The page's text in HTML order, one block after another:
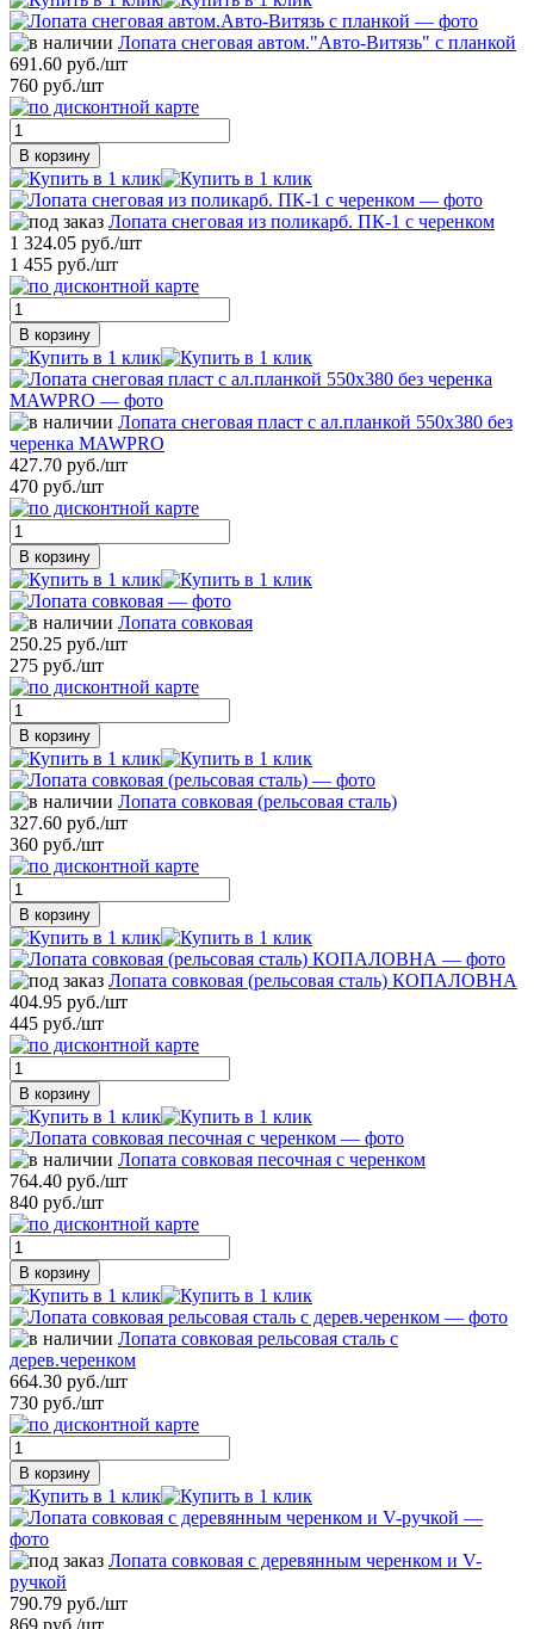
Лопата снеговая автом."Авто-Витязь" с планкой
691.60 руб./шт
760 руб./шт
В корзину
Лопата снеговая из поликарб. ПК-1 с черенком
1 324.05 руб./шт
1 455 руб./шт
В корзину
Лопата снеговая пласт с ал.планкой 550х380 без
черенка MAWPRO
427.70 руб./шт
470 руб./шт
В корзину
Лопата совковая
250.25 руб./шт
275 руб./шт
В корзину
Лопата совковая (рельсовая сталь)
327.60 руб./шт
360 руб./шт
В корзину
Лопата совковая (рельсовая сталь) КОПАЛОВНА
404.95 руб./шт
445 руб./шт
В корзину
Лопата совковая песочная с черенком
764.40 руб./шт
840 руб./шт
В корзину
Лопата совковая рельсовая сталь с
дерев.черенком
664.30 руб./шт
730 руб./шт
В корзину
Лопата совковая с деревянным черенком и V-
ручкой
790.79 руб./шт
869 руб./шт